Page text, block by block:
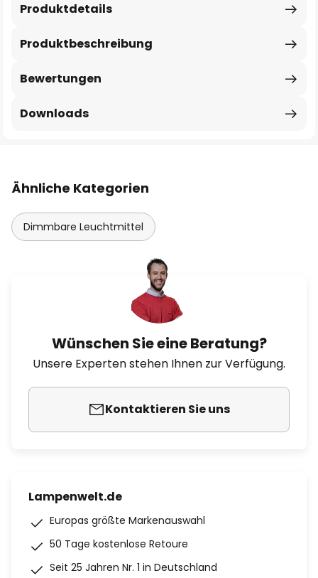
Produktbeschreibung
Produktdetails
Bewertungen
Downloads
Ähnliche Kategorien
Dimmbare Leuchtmittel
Wünschen Sie eine Beratung?
Unsere Experten stehen Ihnen zur Verfügung.
Kontaktieren Sie uns
Lampenwelt.de
Europas größte Markenauswahl
50 Tage kostenlose Retoure
Seit 25 Jahren Nr. 1 in Deutschland